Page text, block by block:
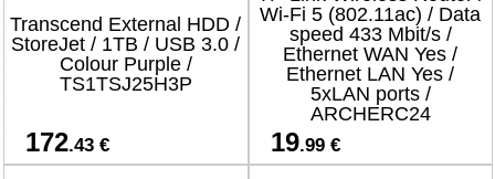
Transcend External HDD /
StoreJet / 1TB / USB 3.0 /
Colour Purple /
TS1TSJ25H3P
172.43 €
Wi-Fi 5 (802.11ac) / Data
speed 433 Mbit/s /
Ethernet WAN Yes /
Ethernet LAN Yes /
5xLAN ports /
ARCHERC24
19.99 €